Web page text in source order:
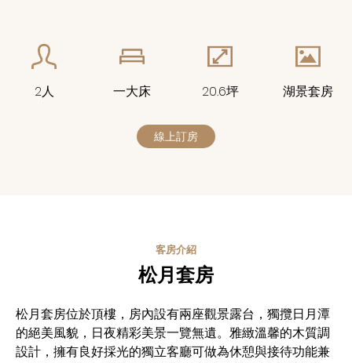
2人 一大床 20.6坪 湖景套房
線上訂房
客房介紹
松月套房
松月套房位於頂樓，房內設有兩座觀景露台，獨攬日月潭
的絕美風貌，日夜精彩美景一覽無遺。雅緻溫馨的木質調
設計，擁有良好採光的獨立客廳可做為休憩與接待功能兼